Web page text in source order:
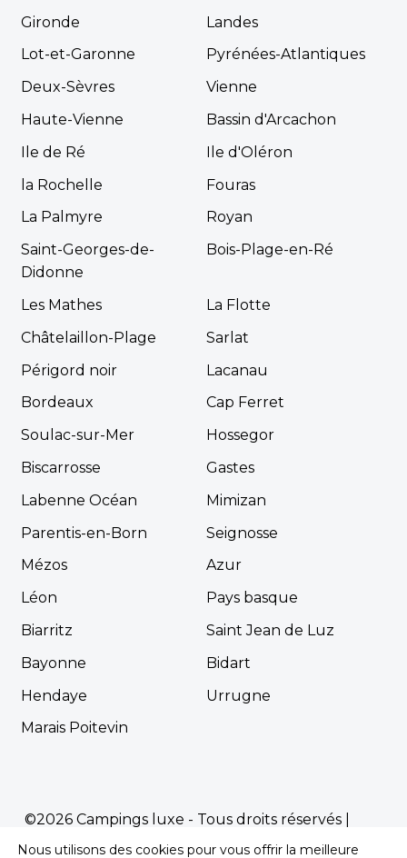
Gironde
Landes
Lot-et-Garonne
Pyrénées-Atlantiques
Deux-Sèvres
Vienne
Haute-Vienne
Bassin d'Arcachon
Ile de Ré
Ile d'Oléron
la Rochelle
Fouras
La Palmyre
Royan
Saint-Georges-de-
Didonne
Bois-Plage-en-Ré
Les Mathes
La Flotte
Châtelaillon-Plage
Sarlat
Périgord noir
Lacanau
Bordeaux
Cap Ferret
Soulac-sur-Mer
Hossegor
Biscarrosse
Gastes
Labenne Océan
Mimizan
Parentis-en-Born
Seignosse
Mézos
Azur
Léon
Pays basque
Biarritz
Saint Jean de Luz
Bayonne
Bidart
Hendaye
Urrugne
Marais Poitevin
©2026 Campings luxe - Tous droits réservés |
Nous utilisons des cookies pour vous offrir la meilleure